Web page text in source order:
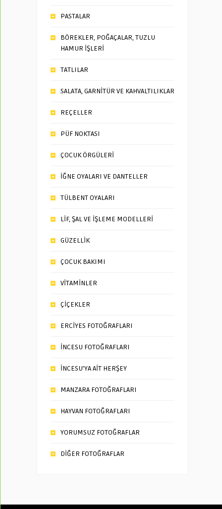
PASTALAR
BÖREKLER, POĞAÇALAR, TUZLU
HAMUR İŞLERİ
TATLILAR
SALATA, GARNİTÜR VE KAHVALTILIKLAR
REÇELLER
PÜF NOKTASI
ÇOCUK ÖRGÜLERİ
İĞNE OYALARI VE DANTELLER
TÜLBENT OYALARI
LİF, ŞAL VE İŞLEME MODELLERİ
GÜZELLİK
ÇOCUK BAKIMI
VİTAMİNLER
ÇİÇEKLER
ERCİYES FOTOĞRAFLARI
İNCESU FOTOĞRAFLARI
İNCESU’YA AİT HERŞEY
MANZARA FOTOĞRAFLARI
HAYVAN FOTOĞRAFLARI
YORUMSUZ FOTOĞRAFLAR
DİĞER FOTOĞRAFLAR